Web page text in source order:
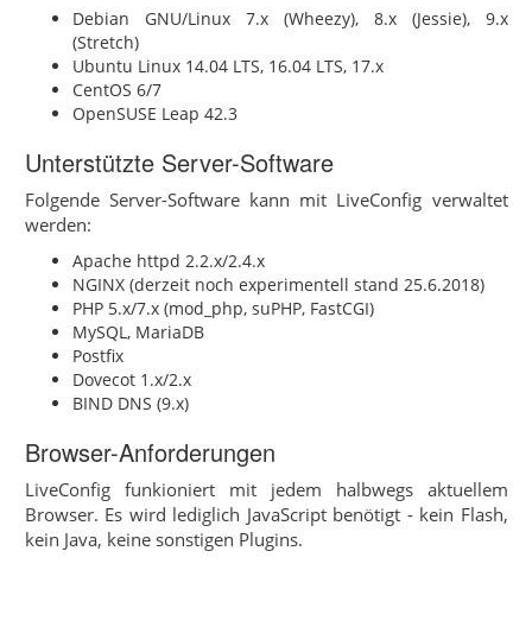
Debian GNU/Linux 7.x (Wheezy), 8.x (Jessie), 9.x
(Stretch)
Ubuntu Linux 14.04 LTS, 16.04 LTS, 17.x
CentOS 6/7
OpenSUSE Leap 42.3
Unterstützte Server-Software
Folgende Server-Software kann mit LiveConfig verwaltet
werden:
Apache httpd 2.2.x/2.4.x
NGINX (derzeit noch experimentell stand 25.6.2018)
PHP 5.x/7.x (mod_php, suPHP, FastCGI)
MySQL, MariaDB
Postfix
Dovecot 1.x/2.x
BIND DNS (9.x)
Browser-Anforderungen
LiveConfig funkioniert mit jedem halbwegs aktuellem
Browser. Es wird lediglich JavaScript benötigt - kein Flash,
kein Java, keine sonstigen Plugins.